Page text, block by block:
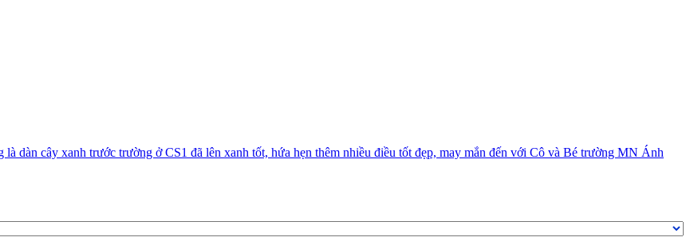
dàn cây xanh trước trường ở CS1 đã lên xanh tốt, hứa hẹn thêm nhiều điều tốt đẹp, may mắn đến với Cô và Bé trường MN Ánh